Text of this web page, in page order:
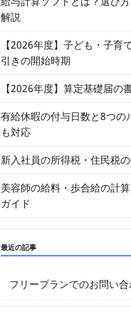
解説
【2026年度】子ども・子育
引きの開始時期
【2026年度】算定基礎届の
有給休暇の付与日数と8つの
も対応
新入社員の所得税・住民税
美容師の給料・歩合給の計
ガイド
最近の記事
フリープランでのお問い